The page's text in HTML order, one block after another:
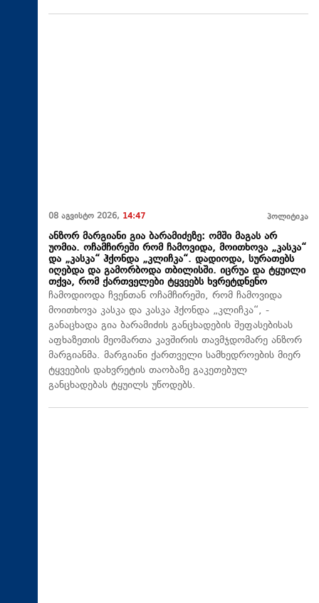
08 აგვისტო 2026, 14:47 პოლიტიკა
ანზორ მარგიანი გია ბარამიძეზე: ომში მაგას არ
უომია. ოჩამჩირეში რომ ჩამოვიდა, მოითხოვა „კასკა“
და „კასკა“ ჰქონდა „კლიჩკა“. დადიოდა, სურათებს
იღებდა და გამორბოდა თბილისში. იცრუა და ტყუილი
თქვა, რომ ქართველები ტყვეებს ხვრეტდნენო
ჩამოდიოდა ჩვენთან ოჩამჩირეში, რომ ჩამოვიდა
მოითხოვა კასკა და კასკა ჰქონდა „კლიჩკა“, -
განაცხადა გია ბარამიძის განცხადების შეფასებისას
აფხაზეთის მეომართა კავშირის თავმჯდომარე ანზორ
მარგიანმა. მარგიანი ქართველი სამხედროების მიერ
ტყვეების დახვრეტის თაობაზე გაკეთებულ
განცხადებას ტყუილს უწოდებს.